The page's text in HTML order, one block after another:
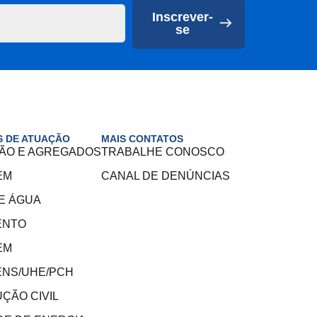
Inscrever-
se
DE ATUAÇÃO
E AGREGADOS
ÁGUA
UHE/PCH
CIVIL
MAIS CONTATOS
TRABALHE CONOSCO
CANAL DE DENÚNCIAS